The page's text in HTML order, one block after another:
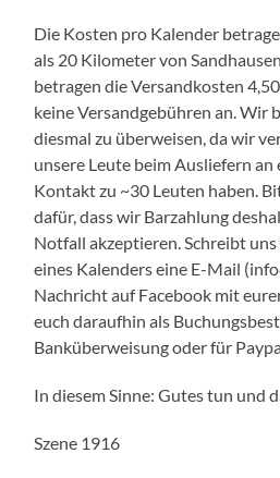
Die Kosten pro Kalender
als 20 Kilometer von
betragen die Versandkosten
keine Versandgebühren an. Wir
diesmal zu überweisen, da wir
unsere Leute beim Ausliefern
Kontakt zu ~30 Leuten haben.
dafür, dass wir Barzahlung
Notfall akzeptieren. Schreibt
eines Kalenders eine E-Mail
Nachricht auf Facebook mit
euch daraufhin als
Banküberweisung oder für
In diesem Sinne: Gutes tun und
Szene 1916